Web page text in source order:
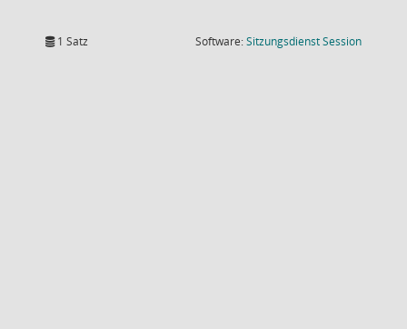
1 Satz Software:SitzungsdienstSession(Wird in